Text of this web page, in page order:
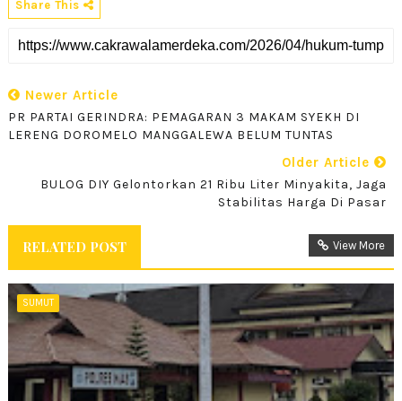
Share This
Newer Article
PR PARTAI GERINDRA: PEMAGARAN 3 MAKAM SYEKH DI
LERENG DOROMELO MANGGALEWA BELUM TUNTAS
Older Article
BULOG DIY Gelontorkan 21 Ribu Liter Minyakita, Jaga
Stabilitas Harga Di Pasar
RELATED POST View More
SUMUT